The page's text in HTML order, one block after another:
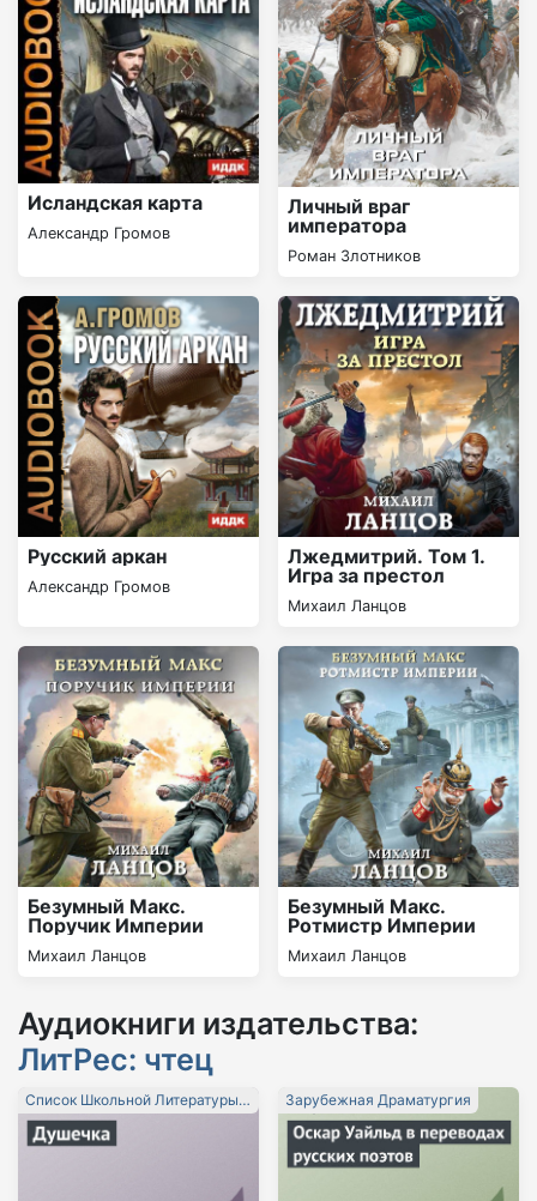
Исландская карта
Александр Громов
Личный враг
императора
Роман Злотников
Русский аркан
Александр Громов
Лжедмитрий. Том 1.
Игра за престол
Михаил Ланцов
Безумный Макс.
Поручик Империи
Михаил Ланцов
Безумный Макс.
Ротмистр Империи
Михаил Ланцов
Аудиокниги издательства:
ЛитРес: чтец
Список Школьной Литературы
10-11 Класс
Зарубежная Драматургия